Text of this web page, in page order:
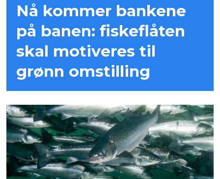
Nå kommer bankene
på banen: fiskeflåten
skal motiveres til
grønn omstilling